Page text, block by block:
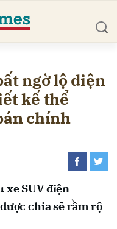
ngờ lộ diện
kế thể
chính
xe SUV điện
chia sẻ rầm rộ